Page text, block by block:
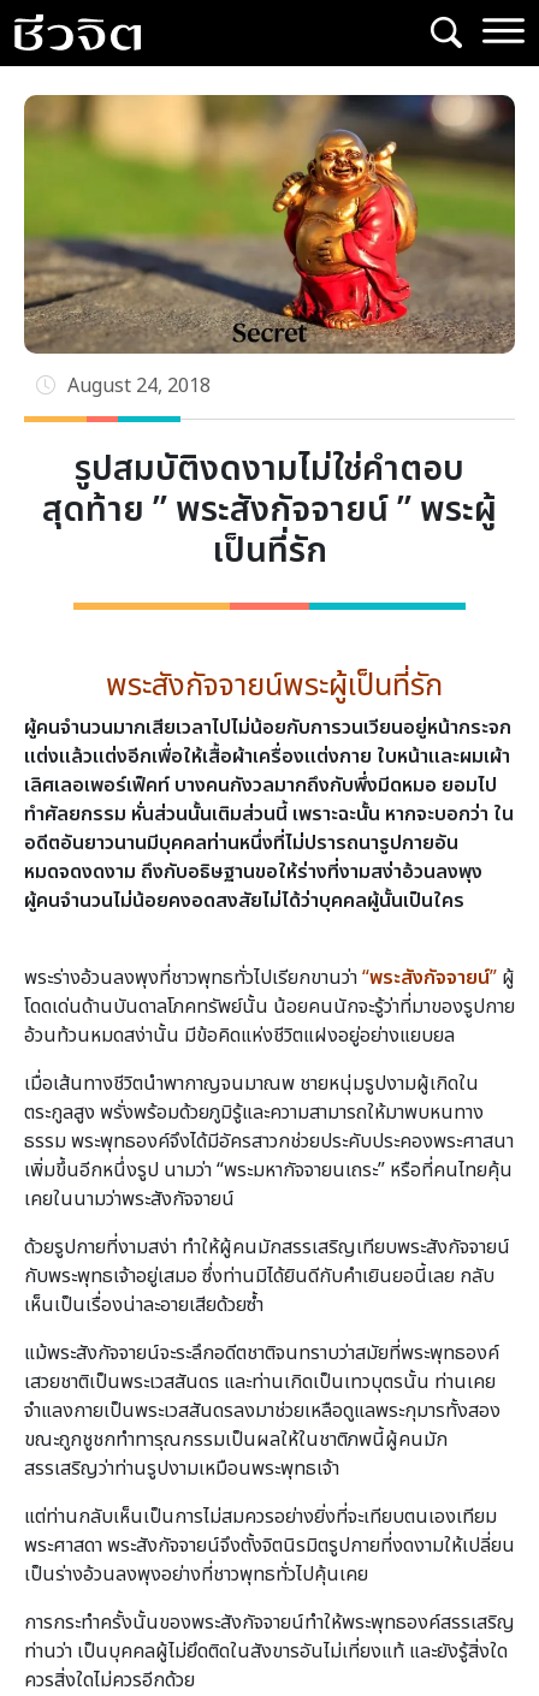
Skip
to
content
August 24, 2018
รูปสมบัติงดงามไม่ใช่คำตอบ
สุดท้าย ” พระสังกัจจายน์ ” พระผู้
เป็นที่รัก
พระสังกัจจายน์พระผู้เป็นที่รัก
ผู้คนจำนวนมากเสียเวลาไปไม่น้อยกับการวนเวียนอยู่หน้ากระจก
แต่งแล้วแต่งอีกเพื่อให้เสื้อผ้าเครื่องแต่งกาย ใบหน้าและผมเผ้า
เลิศเลอเพอร์เฟ็คท์ บางคนกังวลมากถึงกับพึ่งมีดหมอ ยอมไป
ทำศัลยกรรม หั่นส่วนนั้นเติมส่วนนี้ เพราะฉะนั้น หากจะบอกว่า ใน
อดีตอันยาวนานมีบุคคลท่านหนึ่งที่ไม่ปรารถนารูปกายอัน
หมดจดงดงาม ถึงกับอธิษฐานขอให้ร่างที่งามสง่าอ้วนลงพุง
ผู้คนจำนวนไม่น้อยคงอดสงสัยไม่ได้ว่าบุคคลผู้นั้นเป็นใคร
พระร่างอ้วนลงพุงที่ชาวพุทธทั่วไปเรียกขานว่า“พระสังกัจจายน์” ผู้
โดดเด่นด้านบันดาลโภคทรัพย์นั้น น้อยคนนักจะรู้ว่าที่มาของรูปกาย
อ้วนท้วนหมดสง่านั้น มีข้อคิดแห่งชีวิตแฝงอยู่อย่างแยบยล
เมื่อเส้นทางชีวิตนำพากาญจนมาณพ ชายหนุ่มรูปงามผู้เกิดใน
ตระกูลสูง พรั่งพร้อมด้วยภูมิรู้และความสามารถให้มาพบหนทาง
ธรรม พระพุทธองค์จึงได้มีอัครสาวกช่วยประคับประคองพระศาสนา
เพิ่มขึ้นอีกหนึ่งรูป นามว่า “พระมหากัจจายนเถระ” หรือที่คนไทยคุ้น
เคยในนามว่าพระสังกัจจายน์
ด้วยรูปกายที่งามสง่า ทำให้ผู้คนมักสรรเสริญเทียบพระสังกัจจายน์
กับพระพุทธเจ้าอยู่เสมอ ซึ่งท่านมิได้ยินดีกับคำเยินยอนี้เลย กลับ
เห็นเป็นเรื่องน่าละอายเสียด้วยซ้ำ
แม้พระสังกัจจายน์จะระลึกอดีตชาติจนทราบว่าสมัยที่พระพุทธองค์
เสวยชาติเป็นพระเวสสันดร และท่านเกิดเป็นเทวบุตรนั้น ท่านเคย
จำแลงกายเป็นพระเวสสันดรลงมาช่วยเหลือดูแลพระกุมารทั้งสอง
ขณะถูกชูชกทำทารุณกรรมเป็นผลให้ในชาติภพนี้ผู้คนมัก
สรรเสริญว่าท่านรูปงามเหมือนพระพุทธเจ้า
แต่ท่านกลับเห็นเป็นการไม่สมควรอย่างยิ่งที่จะเทียบตนเองเทียม
พระศาสดา พระสังกัจจายน์จึงตั้งจิตนิรมิตรูปกายที่งดงามให้เปลี่ยน
เป็นร่างอ้วนลงพุงอย่างที่ชาวพุทธทั่วไปคุ้นเคย
การกระทำครั้งนั้นของพระสังกัจจายน์ทำให้พระพุทธองค์สรรเสริญ
ท่านว่า เป็นบุคคลผู้ไม่ยึดติดในสังขารอันไม่เที่ยงแท้ และยังรู้สิ่งใด
ควรสิ่งใดไม่ควรอีกด้วย